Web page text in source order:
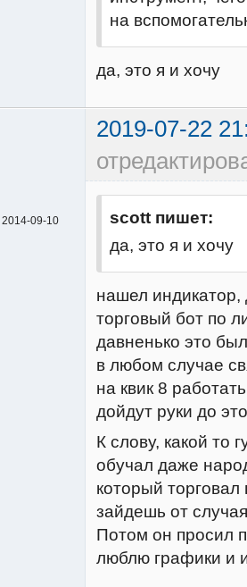
на
да, это я и хочу
2019-07-22
2014-09-10
scott пишет:
да, это я и хочу
нашел индикатор,
торговый бот по
давненько это
в любом случае
на квик 8
дойдут руки до
К слову, какой то
обучал даже
который
зайдешь от
Потом он просил
люблю графики и